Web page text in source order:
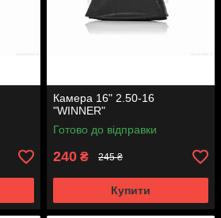
Камера 16" 2.50-16
"WINNER"
Готово до відправки
240 ₴ 245 ₴
Купити